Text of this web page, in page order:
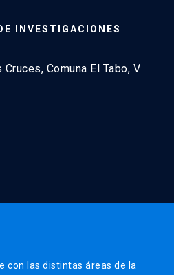
INVESTIGACIONES
Comuna El Tabo, V
con las distintas áreas de la